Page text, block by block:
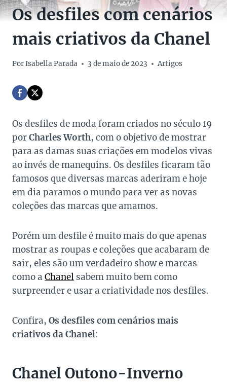
Os desfiles com cenários
mais criativos da Chanel
PorIsabella Parada 3 de maio de 2023 Artigos
Os desfiles de moda foram criados no século 19
porCharles Worth, com o objetivo de mostrar
para as damas suas criações em modelos vivas
ao invés de manequins. Os desfiles ficaram tão
famosos que diversas marcas aderiram e hoje
em dia paramos o mundo para ver as novas
coleções das marcas que amamos.
Porém um desfile é muito mais do que apenas
mostrar as roupas e coleções que acabaram de
sair, eles são um verdadeiro show e marcas
como a Chanel sabem muito bem como
surpreender e usar a criatividade nos desfiles.
Confira, Os desfiles com cenários mais
criativos da Chanel:
Chanel Outono-Inverno